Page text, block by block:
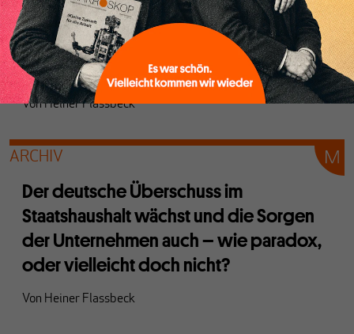
verloren, nun verlieren sie auch noch
den Verstand – allgemeiner Medien-
Schwachsinn zu Zins, Sparen und Rente
VonHeiner Flassbeck
ARCHIV
Der deutsche Überschuss im
Staatshaushalt wächst und die Sorgen
der Unternehmen auch – wie paradox,
oder vielleicht doch nicht?
Von Heiner Flassbeck